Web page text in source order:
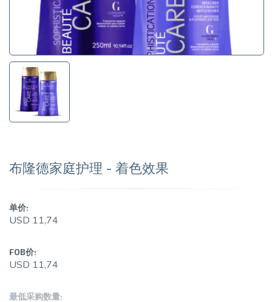
布隆德家庭护理 - 着色效果
单价:
USD 11,74
FOB价:
USD 11,74
最低采购数量: